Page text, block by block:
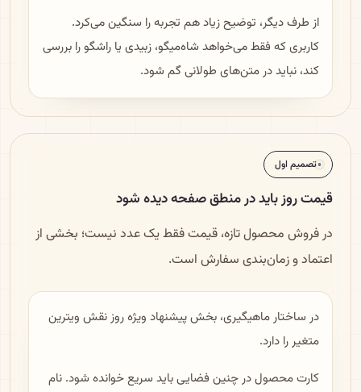
از طرف دیگر، توضیح زیاد هم تجربه را سنگین می‌کرد.
کاربری که فقط می‌خواهد شاه‌میگو، زبیدی یا راشگو را بررسی
کند، نباید در متن‌های طولانی گم شود.
تصمیم اول
قیمت روز باید در منطق صفحه دیده شود
در فروش محصول تازه، قیمت فقط یک عدد نیست؛ بخشی از
اعتماد و زمان‌بندی سفارش است.
در ساختار ماهیگیری، بخش پیشنهاد ویژه روز نقش ویترین
متغیر را دارد.
کارت محصول در چنین فضایی باید سریع خوانده شود. نام